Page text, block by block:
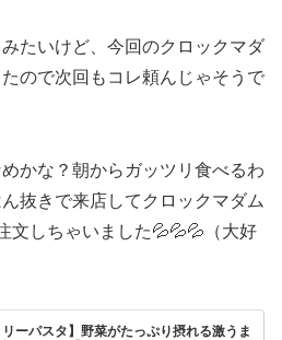
たいけど、今回のクロックマダ
ので次回もコレ頼んじゃそうで
かな？朝からガッツリ食べるわ
抜きで来店してクロックマダム
文しちゃいました💦💦💦（大好
リーパスタ】野菜がたっぷり摂れる激うま